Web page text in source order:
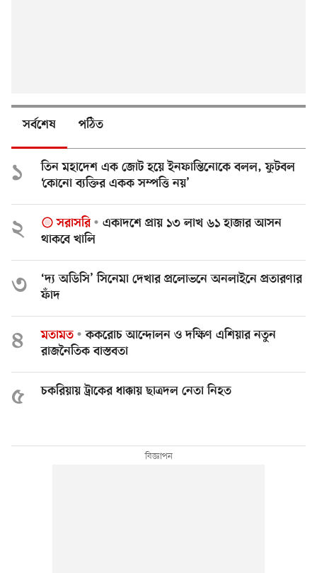
সর্বশেষ পঠিত
১
তিন মহাদেশ এক জোট হয়ে ইনফান্তিনোকে বলল, ফুটবল
‘কোনো ব্যক্তির একক সম্পত্তি নয়’
২ সরাসরি
একাদশে প্রায় ১৩ লাখ ৬১ হাজার আসন
থাকবে খালি
৩
‘দ্য অডিসি’ সিনেমা দেখার প্রলোভনে অনলাইনে প্রতারণার
ফাঁদ
৪ মতামত
ককরোচ আন্দোলন ও দক্ষিণ এশিয়ার নতুন
রাজনৈতিক বাস্তবতা
৫ চকরিয়ায় ট্রাকের ধাক্কায় ছাত্রদল নেতা নিহত